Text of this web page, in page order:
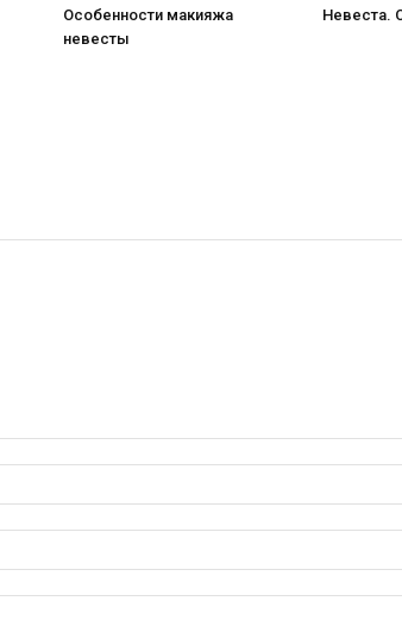
Особенности макияжа
невесты
Невеста.